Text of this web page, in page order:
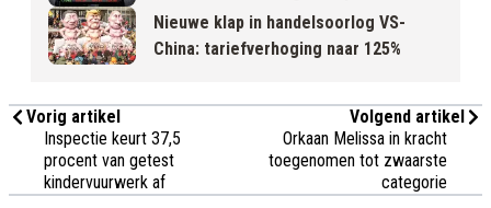
Nieuwe klap in handelsoorlog VS-
China: tariefverhoging naar 125%
Vorig artikel
Inspectie keurt 37,5
procent van getest
kindervuurwerk af
Volgend artikel
Orkaan Melissa in kracht
toegenomen tot zwaarste
categorie